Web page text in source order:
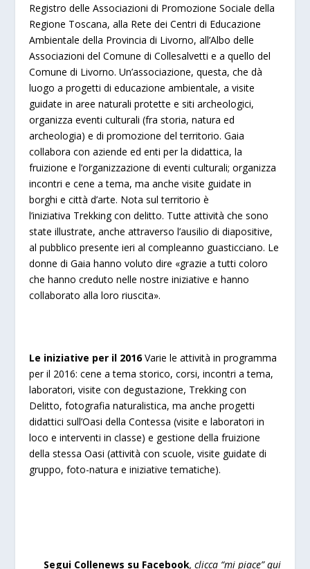
Registro delle Associazioni di Promozione Sociale della
Regione Toscana, alla Rete dei Centri di Educazione
Ambientale della Provincia di Livorno, all’Albo delle
Associazioni del Comune di Collesalvetti e a quello del
Comune di Livorno. Un’associazione, questa, che dà
luogo a progetti di educazione ambientale, a visite
guidate in aree naturali protette e siti archeologici,
organizza eventi culturali (fra storia, natura ed
archeologia) e di promozione del territorio. Gaia
collabora con aziende ed enti per la didattica, la
fruizione e l’organizzazione di eventi culturali; organizza
incontri e cene a tema, ma anche visite guidate in
borghi e città d’arte. Nota sul territorio è
l’iniziativa Trekking con delitto. Tutte attività che sono
state illustrate, anche attraverso l’ausilio di diapositive,
al pubblico presente ieri al compleanno guasticciano. Le
donne di Gaia hanno voluto dire «grazie a tutti coloro
che hanno creduto nelle nostre iniziative e hanno
collaborato alla loro riuscita».
Le iniziative per il 2016Varie le attività in programma
per il 2016: cene a tema storico, corsi, incontri a tema,
laboratori, visite con degustazione, Trekking con
Delitto, fotografia naturalistica, ma anche progetti
didattici sull’Oasi della Contessa (visite e laboratori in
loco e interventi in classe) e gestione della fruizione
della stessa Oasi (attività con scuole, visite guidate di
gruppo, foto-natura e iniziative tematiche).
Segui Collenews su Facebook, clicca “mi piace”qui